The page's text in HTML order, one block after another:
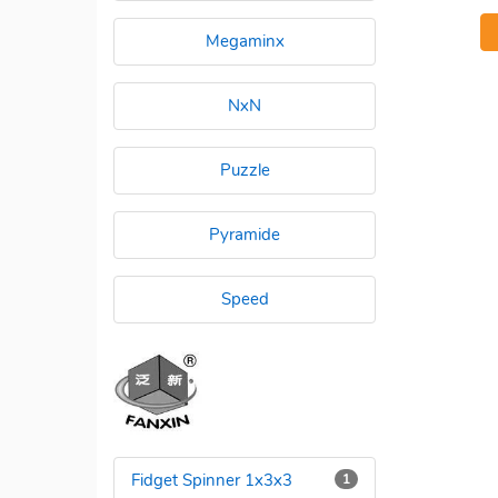
Megaminx
NxN
Puzzle
Pyramide
Speed
1
Fidget Spinner 1x3x3